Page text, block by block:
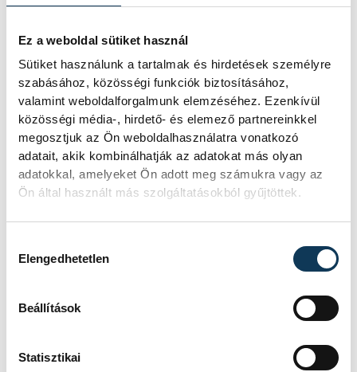
Ez a weboldal sütiket használ
Sütiket használunk a tartalmak és hirdetések személyre
szabásához, közösségi funkciók biztosításához,
valamint weboldalforgalmunk elemzéséhez. Ezenkívül
közösségi média-, hirdető- és elemező partnereinkkel
megosztjuk az Ön weboldalhasználatra vonatkozó
adatait, akik kombinálhatják az adatokat más olyan
adatokkal, amelyeket Ön adott meg számukra vagy az
Ön által használt más szolgáltatásokból gyűjtöttek.
Elengedhetetlen
Beállítások
Statisztikai
hogy fontos számukra a
győzelem, nagy
erőbedobással küzdöttek.
Nagyon tetszett a pálya, a
versenybírók szépen
levezényelték a küzdelmet.
Kónya Ádám győzelme
cseppet sem lepett meg, aki
egyébként Balatonalmádiból
biciklivel érkezett a
megmérettetésre